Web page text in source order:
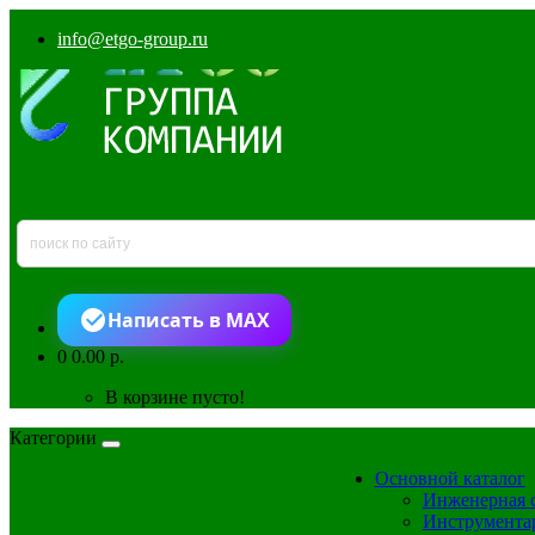
info@etgo-group.ru
Написать в MAX
00.00 р.
В корзине пусто!
Категории
Основной каталог
Инженерная